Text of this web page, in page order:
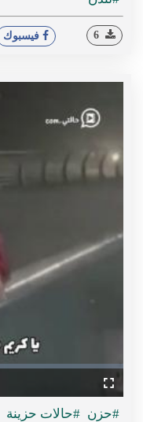
فيسبوك
Fullscreen
#حزن #حالات حزينة